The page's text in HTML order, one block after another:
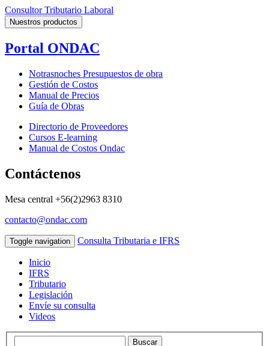
Consultor Tributario Laboral
Nuestros productos
Portal ONDAC
Notrasnoches Presupuestos de obra
Gestión de Costos
Manual de Precios
Guía de Obras
Directorio de Proveedores
Cursos E-learning
Manual de Costos Ondac
Contáctenos
Mesa central +56(2)2963 8310
contacto@ondac.com
Toggle navigation Consulta Tributaria e IFRS
Inicio
IFRS
Tributario
Legislación
Envíe su consulta
Videos